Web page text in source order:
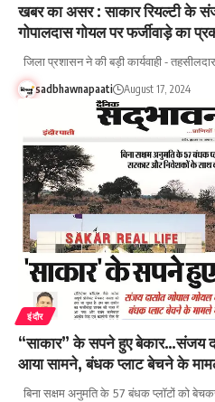
खबर का असर : साकार रियल्टी के
गोपालदास गोयल पर फर्जीवाड़े का
जिला प्रशासन ने की बड़ी कार्यवाही -
sadbhawnapaati August 17, 2024
इंदौर
“साकार” के सपने हुए बेकार…संजय
आया सामने, बंधक प्लाट बेचने के
बिना सक्षम अनुमति के 57 बंधक प्लॉटों को